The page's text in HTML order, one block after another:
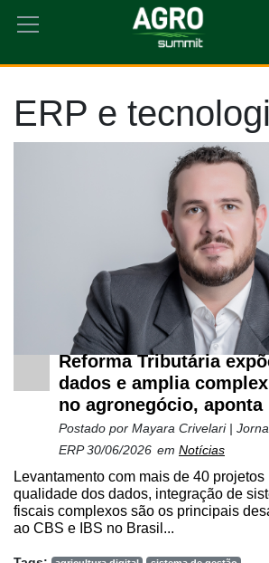
HOME ERP E TECNOLOGIAS
ERP e
Reforma Tributária
dados e amplia
no agronegócio, aponta
Postado por Mayara Crivelari |
ERP30/06/2026 em Notícias
Levantamento com mais de 40
qualidade dos dados, integração de
fiscais complexos são os principais
ao CBS e IBS no Brasil...